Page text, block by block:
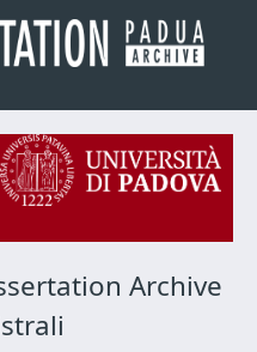
Archive